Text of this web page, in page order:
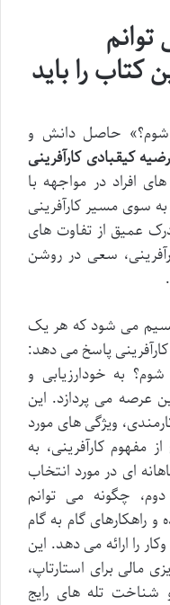
کتاب را باید
شوم؟» حاصل دانش و
کیقبادی کارآفرینی
افراد در مواجهه با
سوی مسیر کارآفرینی
عمیق از تفاوت های
سعی در روشن
می شود که هر یک
پاسخ می دهد:
به خودارزیابی و
عرصه می پردازد. این
ویژگی های مورد
مفهوم کارآفرینی، به
ای در مورد انتخاب
چگونه می توانم
و راهکارهای گام به گام
را ارائه می دهد. این
مالی برای استارتاپ،
تله های رایج